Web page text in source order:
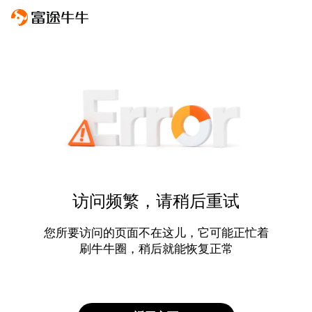
访问频繁，请稍后重试
您所要访问的页面不在这儿，它可能正忙着
刷牛牛圈，稍后就能恢复正常